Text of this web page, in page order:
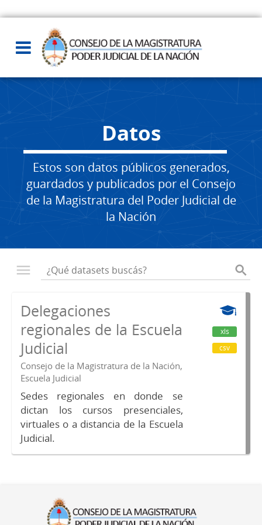
Datos
Estos son datos públicos generados,
guardados y publicados por el Consejo
de la Magistratura del Poder Judicial de
la Nación
Delegaciones
regionales de la Escuela
Judicial
Consejo de la Magistratura de la Nación,
Escuela Judicial
Sedes regionales en donde se
dictan los cursos presenciales,
virtuales o a distancia de la Escuela
Judicial.
xls
csv